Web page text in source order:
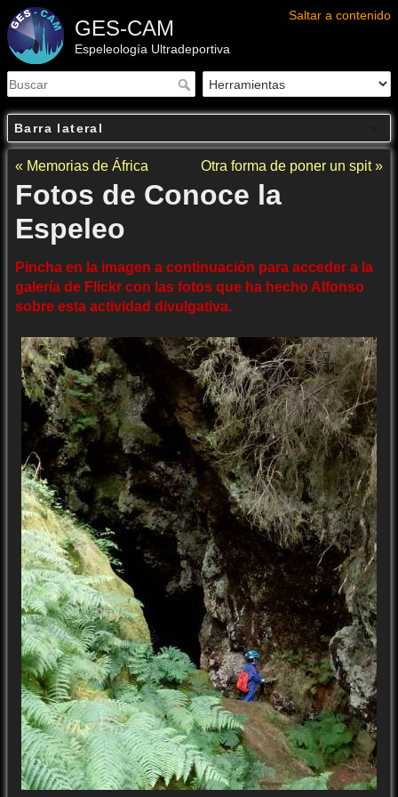
Saltar a contenido
GES-CAM
Espeleología Ultradeportiva
Barra lateral
« Memorias de África Otra forma de poner un spit »
Fotos de Conoce la
Espeleo
Pincha en la imagen a continuación para acceder a la
galería de Flickr con las fotos que ha hecho Alfonso
sobre esta actividad divulgativa.